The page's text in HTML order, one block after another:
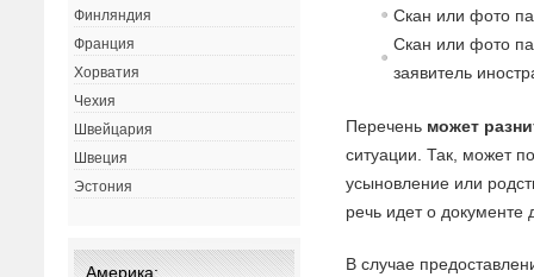
Скан или фото
Скан или фото
заявитель
Перечень может
ситуации. Так, может
усыновление или
речь идет о документе
В случае
Финляндия
Франция
Хорватия
Чехия
Швейцария
Швеция
Эстония
Америка: